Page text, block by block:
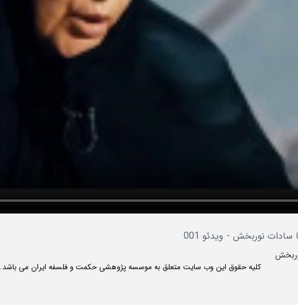
نوربخش - ویدئو 001
کلیه حقوق این وب سایت متعلق به موسسه پژوهشی حکمت و فلسفه ایران می باشد.